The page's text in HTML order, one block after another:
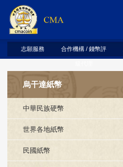
志願服務 合作機構 / 錢幣評
烏干達紙幣
中華民族硬幣
世界各地紙幣
民國紙幣